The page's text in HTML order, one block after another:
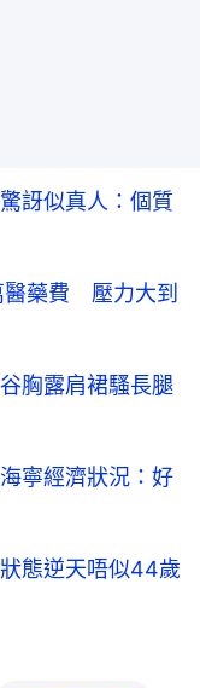
訝似真人：個質
醫藥費 壓力大到
胸露肩裙騷長腿
寧經濟狀況：好
態逆天唔似44歲